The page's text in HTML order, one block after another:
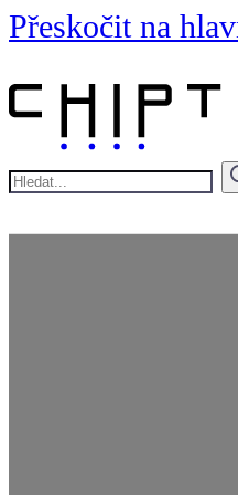
Přeskočit na
Hledat